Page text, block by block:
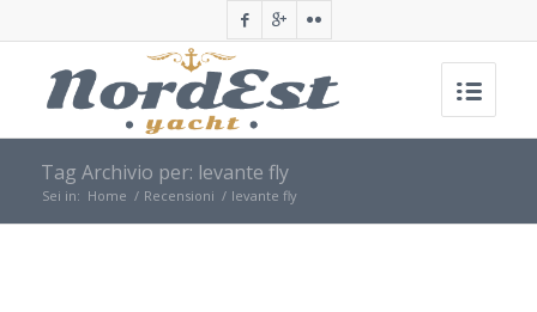
Tag Archivio per: levante fly
Sei in: Home / Recensioni / levante fly